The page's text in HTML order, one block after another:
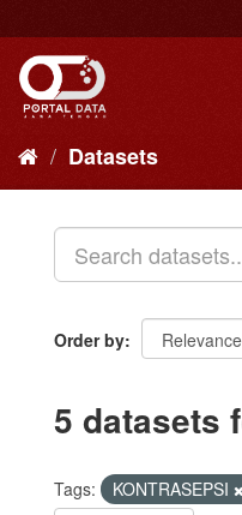
to
content
Datasets
Order by
5 datasets
Tags: KONTRASEPSI